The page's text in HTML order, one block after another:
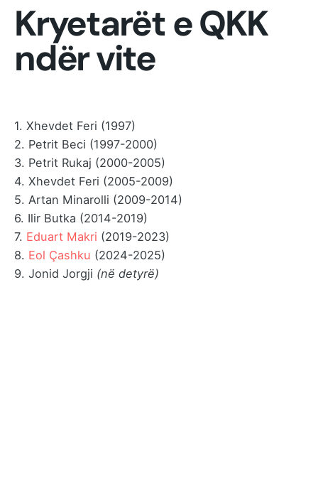
Kryetarët e QKK
ndër vite
1. Xhevdet Feri (1997)
2. Petrit Beci (1997-2000)
3. Petrit Rukaj (2000-2005)
4. Xhevdet Feri (2005-2009)
5. Artan Minarolli (2009-2014)
6. Ilir Butka (2014-2019)
7. Eduart Makri (2019-2023)
8. Eol Çashku (2024-2025)
9. Jonid Jorgji (në detyrë)